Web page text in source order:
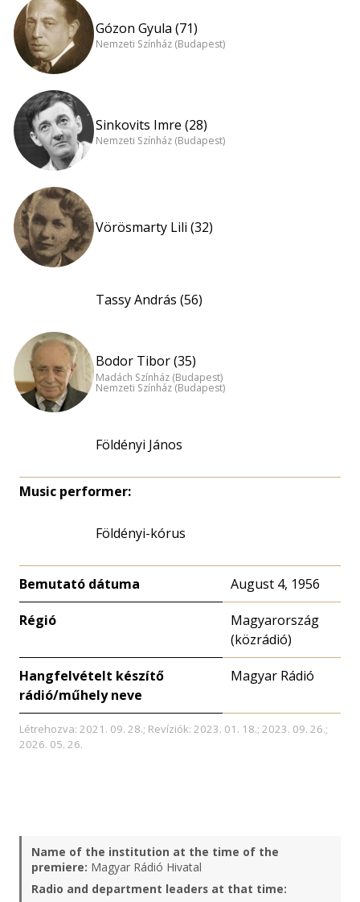
Gózon Gyula (71)
Nemzeti Színház (Budapest)
Sinkovits Imre (28)
Nemzeti Színház (Budapest)
Vörösmarty Lili (32)
Tassy András (56)
Bodor Tibor (35)
Madách Színház (Budapest)
Nemzeti Színház (Budapest)
Földényi János
Music performer:
Földényi-kórus
Bemutató dátuma August 4, 1956
Régió
Magyarország
(közrádió)
Hangfelvételt készítő
rádió/műhely neve
Magyar Rádió
Létrehozva: 2021. 09. 28.; Revíziók: 2023. 01. 18.; 2023. 09. 26.;
2026. 05. 26.
Name of the institution at the time of the
premiere: Magyar Rádió Hivatal
Radio and department leaders at that time: